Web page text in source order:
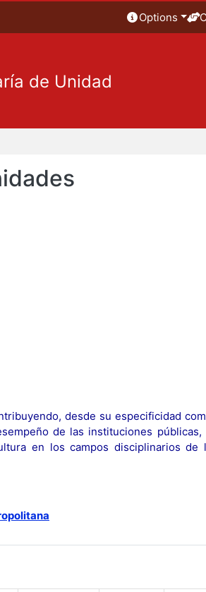
Options
de Unidad
desde su especificidad
de las instituciones
en los campos disciplinarios de